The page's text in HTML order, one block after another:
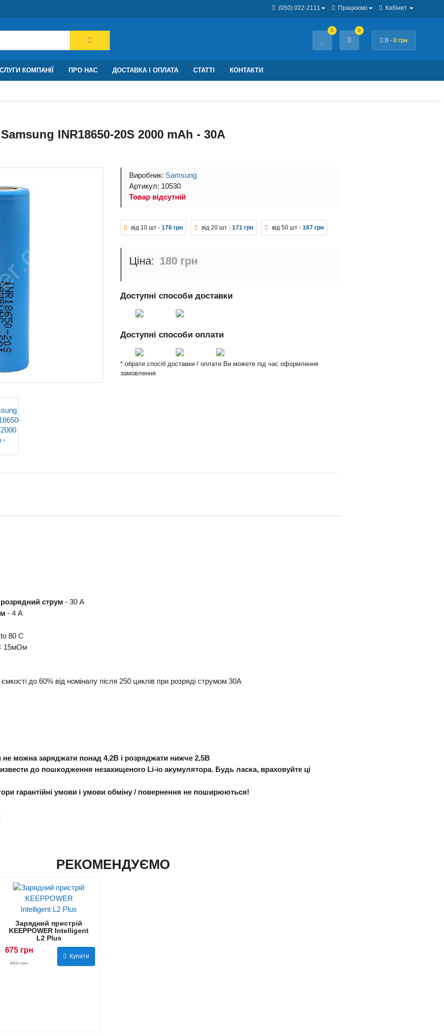
(050) 022-2111 Працюємо Кабінет
0 - 0 грн
0 0
КОМПАНІЇ ПРО НАС ДОСТАВКА І ОПЛАТА СТАТТІ КОНТАКТИ
Samsung INR18650-20S 2000 mAh - 30А
Виробник: Samsung
Артикул: 10530
Товар відсутній
від 10 шт - 176 грн від 20 шт - 171 грн від 50 шт - 167 грн
180 грн
Доступні способи доставки
Доступні способи оплати
* обрати спосіб доставки / оплати Ви можете під час оформлення
замовлення
струм - 30 А
- 4 А
80 C
15мОм
ємкості до 60% від номіналу після 250 циклів при розряді струмом 30А
не можна заряджати понад 4,2В і розряджати нижче 2,5В
до пошкодження незахищеного Li-io акумулятора. Будь ласка, враховуйте ці
гарантійні умови і умови обміну / повернення не поширюються!
РЕКОМЕНДУЄМО
Зарядний пристрій
KEEPPOWER Intelligent
L2 Plus
675 грн
855 грн
Купити